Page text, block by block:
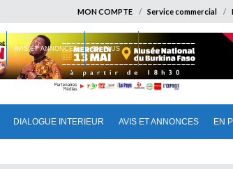
MON COMPTE Service commercial
DIALOGUE INTERIEUR AVIS ET ANNONCES EN
AVIS ET ANNONCES EN PLUS